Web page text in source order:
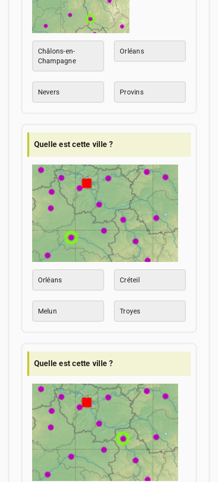
Châlons-en-
Champagne
Orléans
Nevers Provins
Quelle est cette ville ?
Orléans Créteil
Melun Troyes
Quelle est cette ville ?